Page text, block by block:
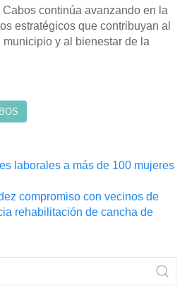
continúa avanzando en la
estratégicos que contribuyan al
y al bienestar de la
laborales a más de 100 mujeres
compromiso con vecinos de
rehabilitación de cancha de